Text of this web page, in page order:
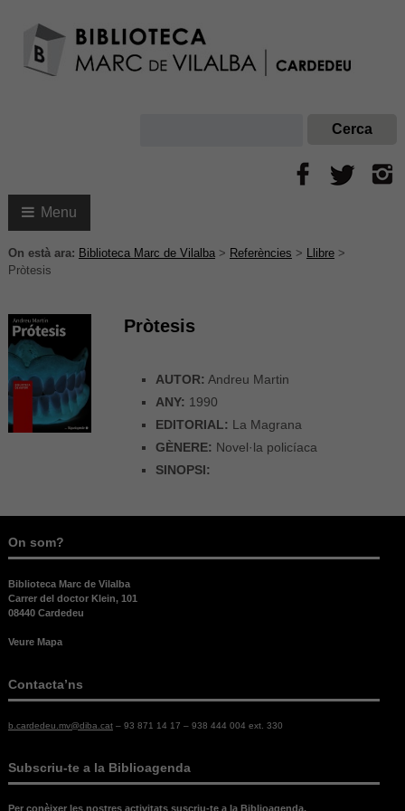
Menu
On està ara: Biblioteca Marc de Vilalba> Referències > Llibre>
Pròtesis
Pròtesis
AUTOR: Andreu Martin
ANY: 1990
EDITORIAL: La Magrana
GÈNERE: Novel·la policíaca
SINOPSI:
On som?
Biblioteca Marc de Vilalba
Carrer del doctor Klein, 101
08440 Cardedeu
Veure Mapa
Contacta’ns
b.cardedeu.mv@diba.cat– 93 871 14 17 – 938 444 004 ext. 330
Subscriu-te a la Biblioagenda
Per conèixer les nostres activitats suscriu-te a la Biblioagenda.